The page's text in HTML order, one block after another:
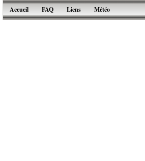
Accueil FAQ Liens Météo